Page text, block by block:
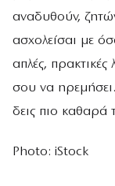
αναδυθούν,
ασχολείσαι με
απλές,
σου να
δεις πιο καθαρά
Photo: iStock